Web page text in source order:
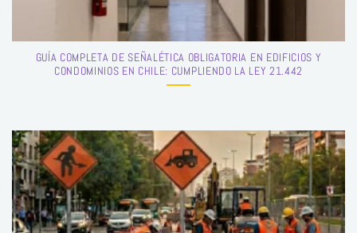
GUÍA COMPLETA DE SEÑALÉTICA OBLIGATORIA EN EDIFICIOS Y
CONDOMINIOS EN CHILE: CUMPLIENDO LA LEY 21.442